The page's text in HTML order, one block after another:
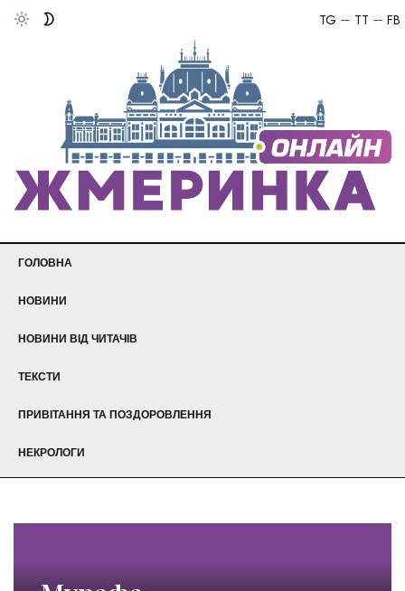
FB
TT
TG
ГОЛОВНА
НОВИНИ
НОВИНИ ВІД ЧИТАЧІВ
ТЕКСТИ
ПРИВІТАННЯ ТА ПОЗДОРОВЛЕННЯ
НЕКРОЛОГИ